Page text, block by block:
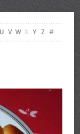
U V W X Y Z #